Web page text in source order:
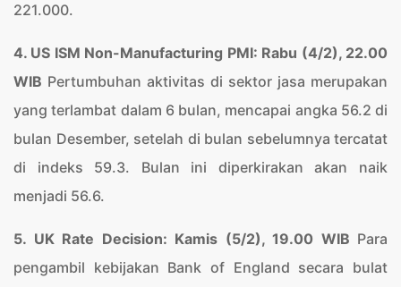
221.000.
4. US ISM Non-Manufacturing PMI: Rabu (4/2), 22.00
WIB Pertumbuhan aktivitas di sektor jasa merupakan
yang terlambat dalam 6 bulan, mencapai angka 56.2 di
bulan Desember, setelah di bulan sebelumnya tercatat
di indeks 59.3. Bulan ini diperkirakan akan naik
menjadi 56.6.
5. UK Rate Decision: Kamis (5/2), 19.00 WIB Para
pengambil kebijakan Bank of England secara bulat